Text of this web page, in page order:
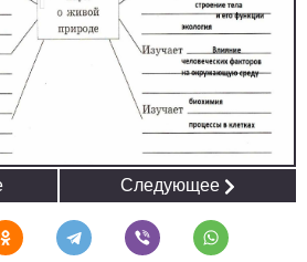
Следующее